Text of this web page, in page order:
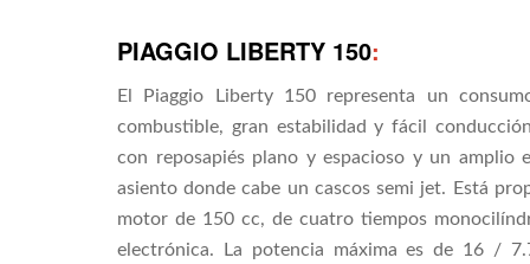
PIAGGIO LIBERTY 150:
El Piaggio Liberty 150 representa un
combustible, gran estabilidad y fácil
con reposapiés plano y espacioso y un amplio
asiento donde cabe un cascos semi jet. Está
motor de 150 cc, de cuatro tiempos
electrónica. La potencia máxima es de 16 /